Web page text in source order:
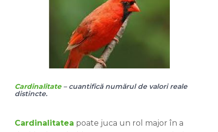
Cardinalitate– cuantifică numărul de valori reale
distincte.
Cardinalitatea poate juca un rol major în a